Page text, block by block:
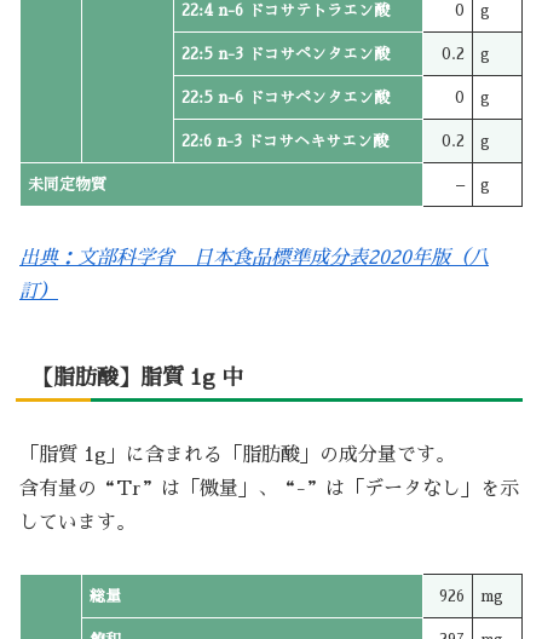
22:4 n-6 ドコサテトラエン酸 0 g
22:5 n-3 ドコサペンタエン酸 0.2 g
22:5 n-6 ドコサペンタエン酸 0 g
22:6 n-3 ドコサヘキサエン酸 0.2 g
未同定物質 – g
出典：文部科学省 日本食品標準成分表2020年版（八
訂）
【脂肪酸】脂質 1g 中
「脂質 1g」に含まれる「脂肪酸」の成分量です。
含有量の“Tr”は「微量」、“-”は「データなし」を示
しています。
総量 926 mg